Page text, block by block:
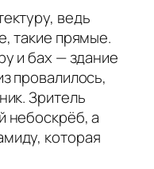
ведь
такие прямые.
и бах — здание
провалилось,
Зритель
небоскрёб, а
которая